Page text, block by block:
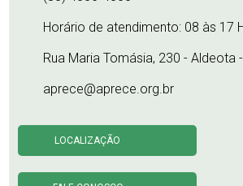
Horário de atendimento: 08 às 17
Rua Maria Tomásia, 230 - Aldeota
aprece@aprece.org.br
LOCALIZAÇÃO